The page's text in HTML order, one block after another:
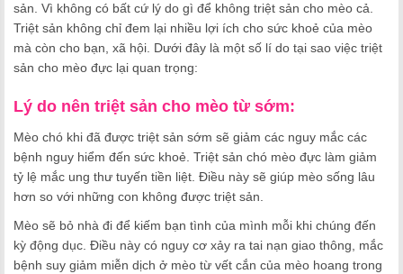
sản. Vì không có bất cứ lý do gì để không triệt sản cho mèo cả.
Triệt sản không chỉ đem lại nhiều lợi ích cho sức khoẻ của mèo
mà còn cho bạn, xã hội. Dưới đây là một số lí do tại sao việc triệt
sản cho mèo đực lại quan trọng:
Lý do nên triệt sản cho mèo từ sớm:
Mèo chó khi đã được triệt sản sớm sẽ giảm các nguy mắc các
bệnh nguy hiểm đến sức khoẻ. Triệt sản chó mèo đực làm giảm
tỷ lệ mắc ung thư tuyến tiền liệt. Điều này sẽ giúp mèo sống lâu
hơn so với những con không được triệt sản.
Mèo sẽ bỏ nhà đi để kiếm bạn tình của mình mỗi khi chúng đến
kỳ động dục. Điều này có nguy cơ xảy ra tai nạn giao thông, mắc
bệnh suy giảm miễn dịch ở mèo từ vết cắn của mèo hoang trong